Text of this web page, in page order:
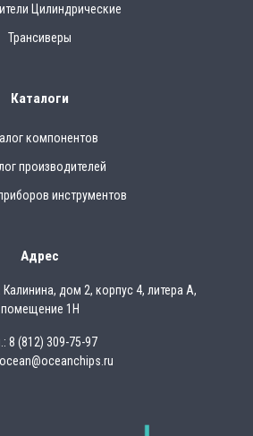
Цилиндрические
Трансиверы
Каталоги
компонентов
производителей
инструментов
Адрес
Калинина, дом 2, корпус 4, литера А,
помещение 1Н
8 (812) 309-75-97